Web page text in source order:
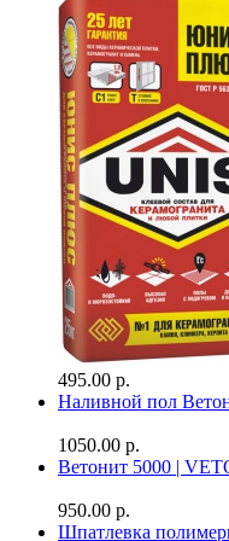
495.00 р.
Наливной пол
1050.00 р.
Ветонит 5000 |
950.00 р.
Шпатлевка